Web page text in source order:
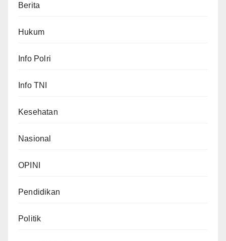
Berita
Hukum
Info Polri
Info TNI
Kesehatan
Nasional
OPINI
Pendidikan
Politik